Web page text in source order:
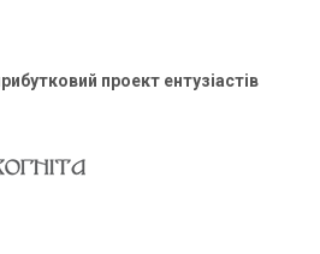
проект ентузіастів